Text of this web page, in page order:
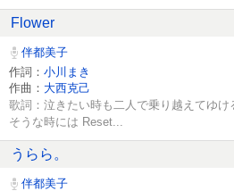
Flower
伴都美子
作詞： 小川まき
作曲： 大西克己
歌詞：泣きたい時も二人で乗り越えてゆ
そうな時には Reset...
うらら。
伴都美子